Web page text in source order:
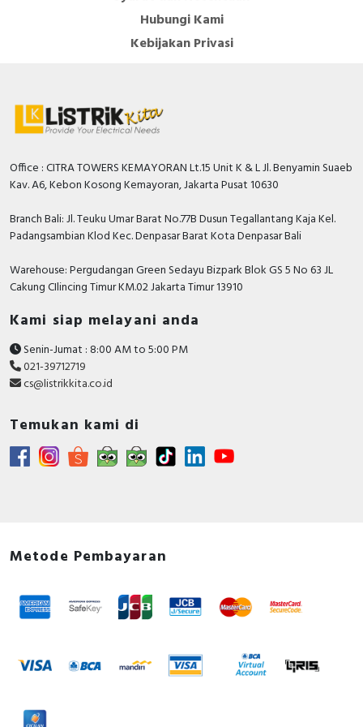
Hubungi Kami
Kebijakan Privasi
Office : CITRA TOWERS KEMAYORAN Lt.15 Unit K & L Jl. Benyamin Suaeb
Kav. A6, Kebon Kosong Kemayoran, Jakarta Pusat 10630
Branch Bali: Jl. Teuku Umar Barat No.77B Dusun Tegallantang Kaja Kel.
Padangsambian Klod Kec. Denpasar Barat Kota Denpasar Bali
Warehouse: Pergudangan Green Sedayu Bizpark Blok GS 5 No 63 JL
Cakung CIlincing Timur KM.02 Jakarta Timur 13910
Kami siap melayani anda
Senin-Jumat : 8:00 AM to 5:00 PM
021-39712719
cs@listrikkita.co.id
Temukan kami di
Metode Pembayaran